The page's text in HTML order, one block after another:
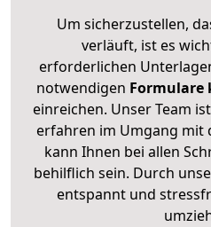
Um sicherzustellen,
verläuft, ist es
erforderlichen
notwendigen Formulare
einreichen. Unser Team ist
erfahren im Umgang mit
kann Ihnen bei allen
behilflich sein. Durch
entspannt und